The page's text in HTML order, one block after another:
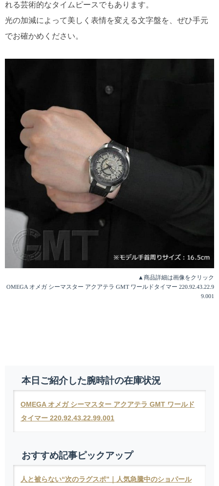
れる芸術的なタイムピースでもあります。
光の加減によって美しく表情を変える文字盤を、ぜひ手元
でお確かめください。
▲商品詳細は画像をクリック
OMEGA オメガ シーマスター アクアテラ GMT ワールドタイマー 220.92.43.22.9
9.001
本日ご紹介した腕時計の在庫状況
OMEGA オメガ シーマスター アクアテラ GMT ワールド
タイマー 220.92.43.22.99.001
おすすめ記事ピックアップ
人と被らない“次のラグスポ”｜人気急騰中のショパール